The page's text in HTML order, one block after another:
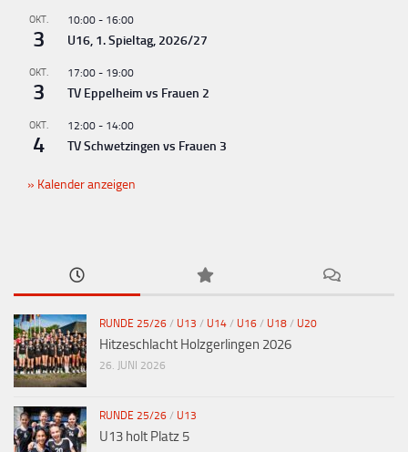
a
i
a
i
OKT.
3
10:00 - 16:00
U16, 1. Spieltag, 2026/27
OKT.
3
17:00 - 19:00
TV Eppelheim vs Frauen 2
OKT.
4
12:00 - 14:00
TV Schwetzingen vs Frauen 3
Kalender anzeigen
RUNDE 25/26 / U13 / U14 / U16 / U18 / U20
Hitzeschlacht Holzgerlingen 2026
26. JUNI 2026
RUNDE 25/26 / U13
U13 holt Platz 5